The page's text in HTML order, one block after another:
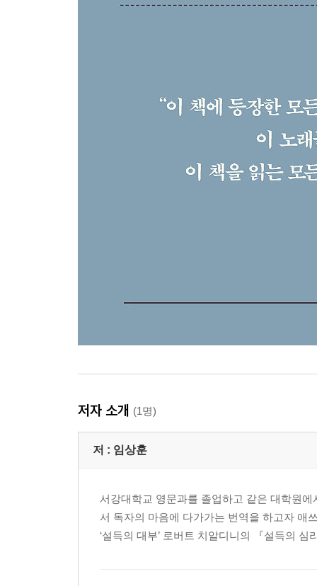
저자 소개 (1명)
저 : 임상훈
서강대학교 영문과를 졸업하고 같은 대학원
서 독자의 마음에 다가가는 번역을 하고자 애
‘설득의 대부’ 로버트 치알디니의 『설득의